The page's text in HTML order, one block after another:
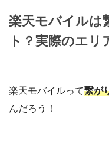
楽天モバイルは
ト？実際のエリ
楽天モバイルって繋が
んだろう！